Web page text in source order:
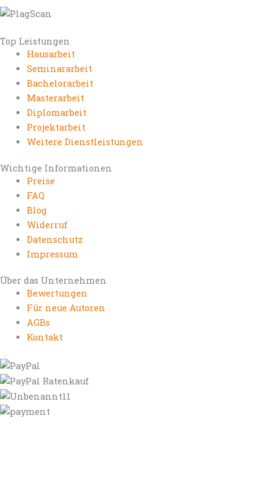
Top Leistungen
Hausarbeit
Seminararbeit
Bachelorarbeit
Masterarbeit
Diplomarbeit
Projektarbeit
Weitere Dienstleistungen
Wichtige Informationen
Preise
FAQ
Blog
Widerruf
Datenschutz
Impressum
Über das Unternehmen
Bewertungen
Für neue Autoren
AGBs
Kontakt